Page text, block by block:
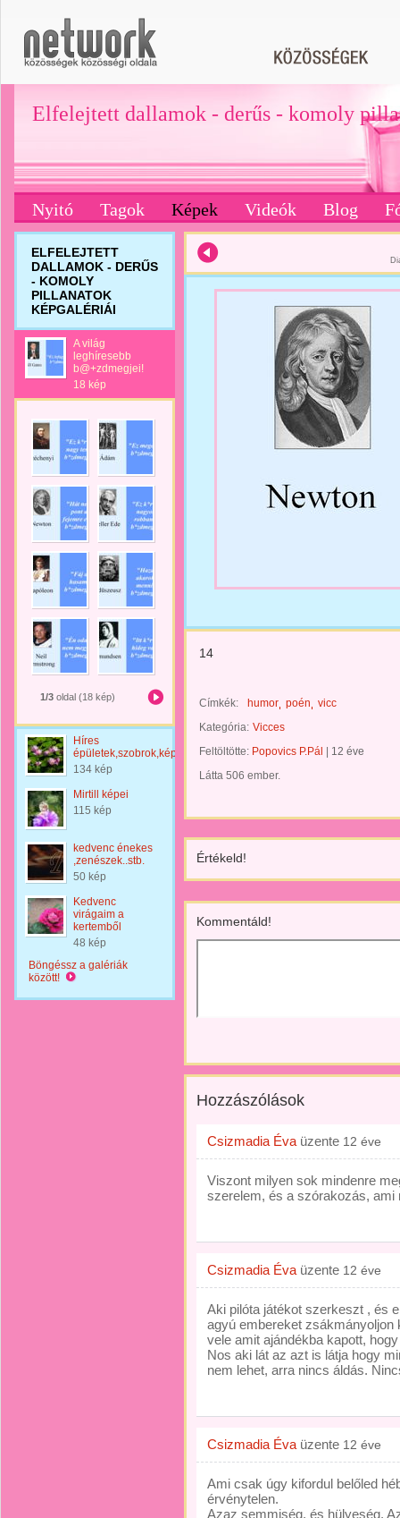
Elfelejtett dallamok - derűs - komoly
Nyitó Tagok Képek Videók Blog
ELFELEJTETT
DALLAMOK - DERŰS
- KOMOLY
PILLANATOK
KÉPGALÉRIÁI
A világ
leghíresebb
b@+zdmegjei!
18 kép
1/3 oldal (18 kép)
Híres
épületek,szobrok,képek
134 kép
Mirtill képei
115 kép
kedvenc énekes
,zenészek..stb.
50 kép
Kedvenc
virágaim a
kertemből
48 kép
Böngéssz a galériák
között!
14
Címkék: humor poén
vicc
Kategória: Vicces
Feltöltötte: Popovics P.Pál
12 éve
Látta 506 ember.
Értékeld!
Kommentáld!
Hozzászólások
Csizmadia Éva üzente 12 éve
Viszont milyen sok mindenre
szerelem, és a szórakozás, ami
Csizmadia Éva üzente 12 éve
Aki pilóta játékot szerkeszt , és
agyú embereket zsákmányoljon
vele amit ajándékba kapott,
Nos aki lát az azt is látja hogy
nem lehet, arra nincs áldás.
Csizmadia Éva üzente 12 éve
Ami csak úgy kifordul belőled
érvénytelen.
Azaz semmiség, és hülyeség.